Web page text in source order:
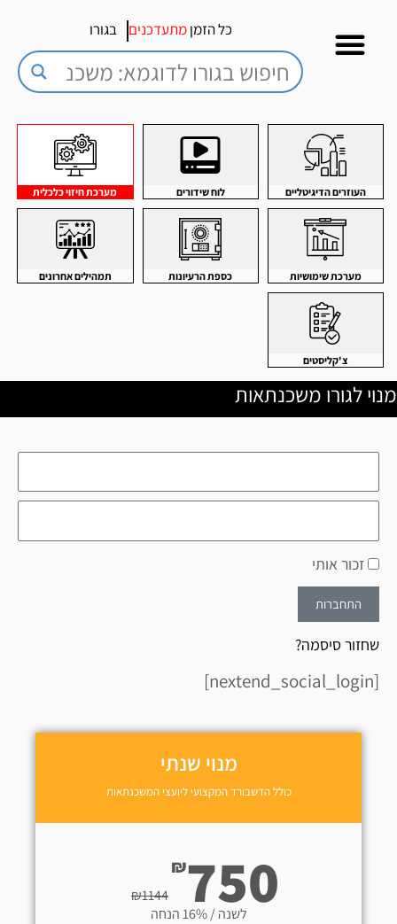
כל הזמןמתעדכנים בגורו
העוזרים הדיגיטליים לוח שידורים מערכת חיזוי כלכלית
מערכת שימושיות כספת הרעיונות תמהילים אחרונים
צ'קליסטים
מנוי לגורו משכנתאות
זכור אותי
התחברות
שחזור סיסמה?
[nextend_social_login]
מנוי שנתי
כולל הדשבורד המקצועי ליועצי המשכנתאות
₪1144
₪750
לשנה / 16% הנחה